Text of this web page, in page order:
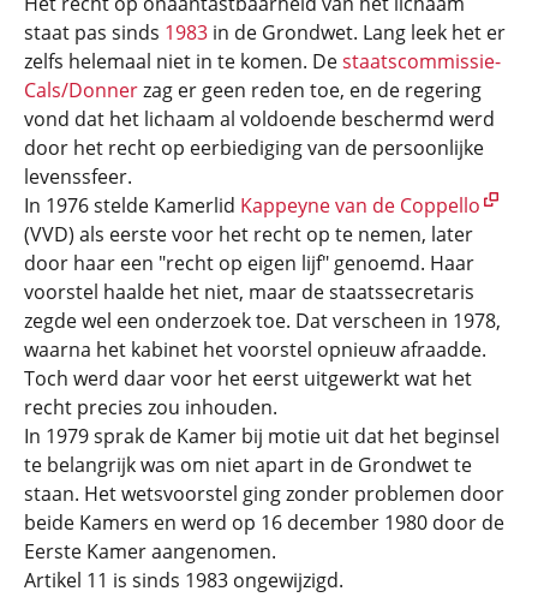
staat pas sinds 1983 in de Grondwet. Lang leek het er
zelfs helemaal niet in te komen. Destaatscommissie-
Cals/Donnerzag er geen reden toe, en de regering
vond dat het lichaam al voldoende beschermd werd
door het recht op eerbiediging van de persoonlijke
levenssfeer.
In 1976 stelde Kamerlid Kappeyne van de Coppello
(VVD) als eerste voor het recht op te nemen, later
door haar een "recht op eigen lijf" genoemd. Haar
voorstel haalde het niet, maar de staatssecretaris
zegde wel een onderzoek toe. Dat verscheen in 1978,
waarna het kabinet het voorstel opnieuw afraadde.
Toch werd daar voor het eerst uitgewerkt wat het
recht precies zou inhouden.
In 1979 sprak de Kamer bij motie uit dat het beginsel
te belangrijk was om niet apart in de Grondwet te
staan. Het wetsvoorstel ging zonder problemen door
beide Kamers en werd op 16 december 1980 door de
Eerste Kamer aangenomen.
Artikel 11 is sinds 1983 ongewijzigd.